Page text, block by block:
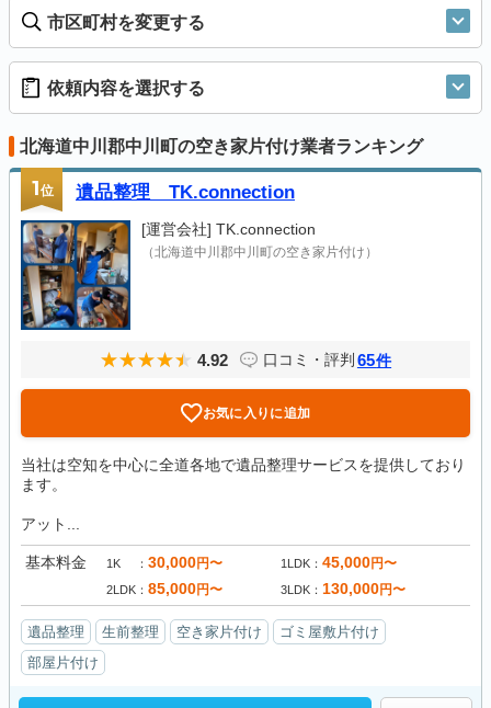
市区町村を変更する
依頼内容を選択する
北海道中川郡中川町の空き家片付け業者ランキング
1位 遺品整理 TK.connection
[運営会社] TK.connection
（北海道中川郡中川町の空き家片付け）
4.92 口コミ・評判 65件
お気に入りに追加
当社は空知を中心に全道各地で遺品整理サービスを提供しており
ます。
アット...
基本料金 1K 30,000円〜 1LDK 45,000円〜
2LDK 85,000円〜 3LDK 130,000円〜
遺品整理 生前整理 空き家片付け
ゴミ屋敷片付け
部屋片付け